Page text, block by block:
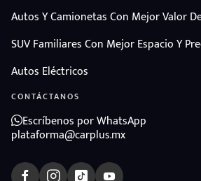
Autos Y Camionetas Con Mejor Valor
SUV Familiares Con Mejor Espacio Y
Autos Eléctricos
CONTÁCTANOS
Escríbenos por WhatsApp
plataforma@carplus.mx